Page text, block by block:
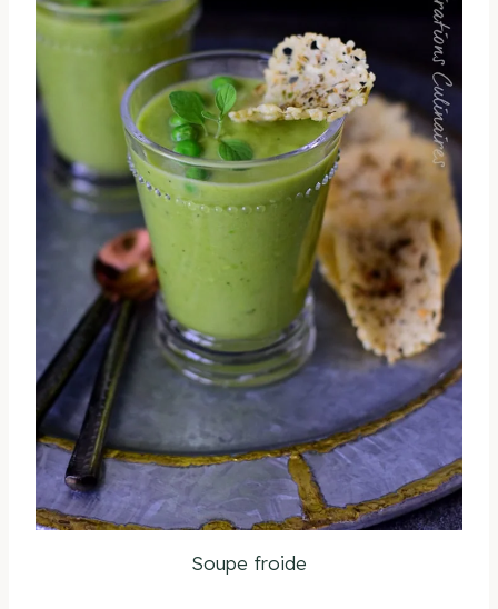
Soupe froide